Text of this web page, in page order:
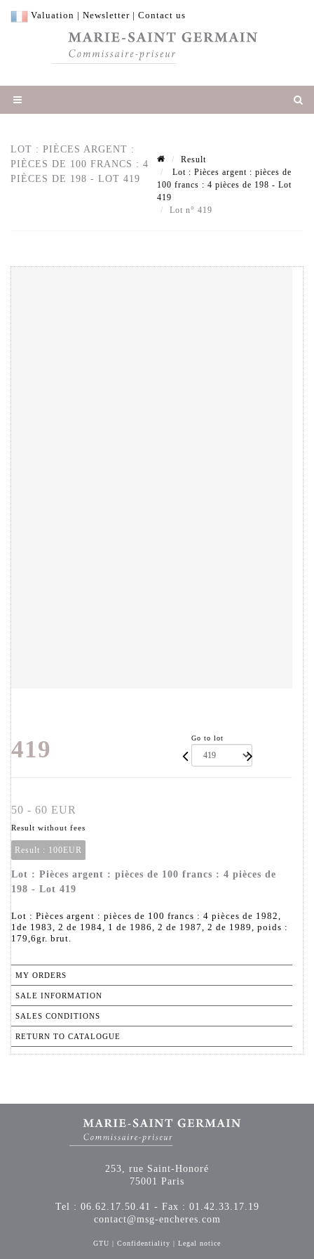
Valuation | Newsletter | Contact us
LOT : PIÈCES ARGENT :
PIÈCES DE 100 FRANCS : 4
PIÈCES DE 198 - LOT 419
Result
Lot : Pièces argent : pièces de
100 francs : 4 pièces de 198 - Lot
419
Lot n° 419
419 Go to lot
50 - 60 EUR
Result without fees
Result : 100EUR
Lot : Pièces argent : pièces de 100 francs : 4 pièces de
198 - Lot 419
Lot : Pièces argent : pièces de 100 francs : 4 pièces de 1982,
1de 1983, 2 de 1984, 1 de 1986, 2 de 1987, 2 de 1989, poids :
179,6gr. brut.
MY ORDERS
SALE INFORMATION
SALES CONDITIONS
RETURN TO CATALOGUE
253, rue Saint-Honoré
75001 Paris
Tel : 06.62.17.50.41 - Fax : 01.42.33.17.19
contact@msg-encheres.com
GTU | Confidentiality | Legal notice